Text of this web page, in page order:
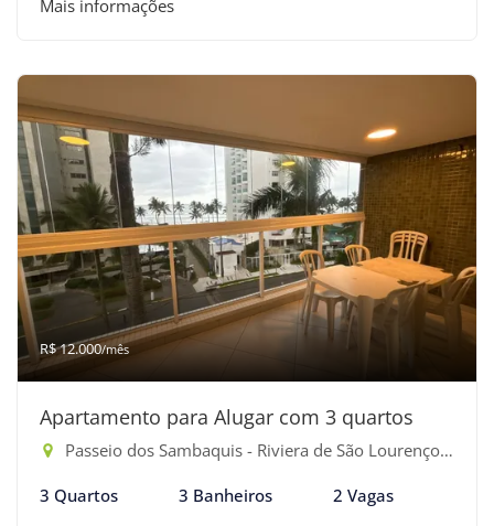
Mais informações
R$ 12.000/mês
Apartamento para Alugar com 3 quartos
Passeio dos Sambaquis - Riviera de São Lourenço, Bertioga-SP
3 Quartos 3 Banheiros 2 Vagas